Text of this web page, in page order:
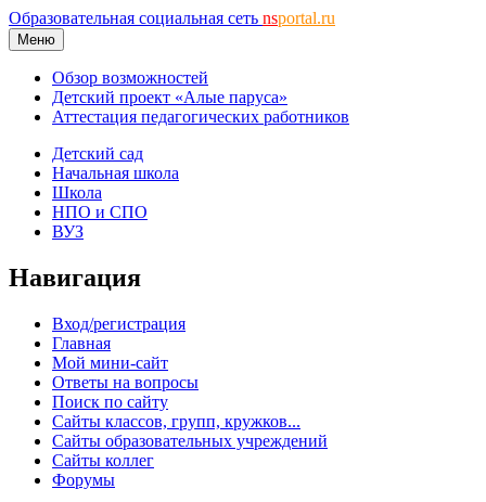
Образовательная социальная сеть nsportal.ru
Меню
Обзор возможностей
Детский проект «Алые паруса»
Аттестация педагогических работников
Детский сад
Начальная школа
Школа
НПО и СПО
ВУЗ
Навигация
Вход/регистрация
Главная
Мой мини-сайт
Ответы на вопросы
Поиск по сайту
Сайты классов, групп, кружков...
Сайты образовательных учреждений
Сайты коллег
Форумы